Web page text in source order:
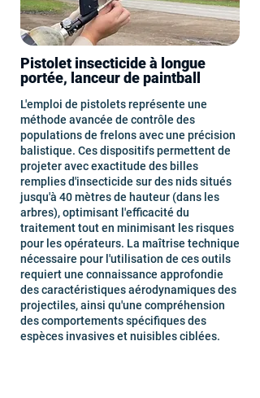
Pistolet insecticide à longue
portée, lanceur de paintball
L'emploi de pistolets représente une
méthode avancée de contrôle des
populations de frelons avec une précision
balistique. Ces dispositifs permettent de
projeter avec exactitude des billes
remplies d'insecticide sur des nids situés
jusqu'à 40 mètres de hauteur (dans les
arbres), optimisant l'efficacité du
traitement tout en minimisant les risques
pour les opérateurs. La maîtrise technique
nécessaire pour l'utilisation de ces outils
requiert une connaissance approfondie
des caractéristiques aérodynamiques des
projectiles, ainsi qu'une compréhension
des comportements spécifiques des
espèces invasives et nuisibles ciblées.